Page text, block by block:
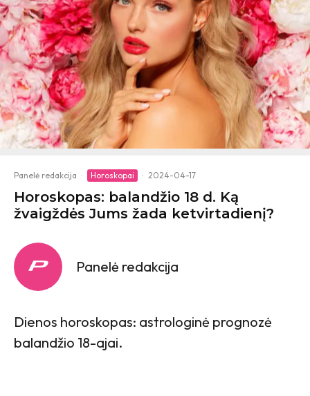
Panelė redakcija · Horoskopai · 2024-04-17
Horoskopas: balandžio 18 d. Ką
žvaigždės Jums žada ketvirtadienį?
Panelė redakcija
Dienos horoskopas: astrologinė prognozė
balandžio 18-ajai.